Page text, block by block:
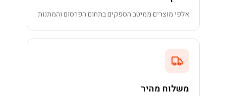
אלפי מוצרים ממיטב הספקים בתחום הפרסום והמתנות
משלוח מהיר